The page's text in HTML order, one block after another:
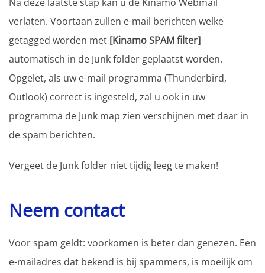
verlaten. Voortaan zullen e-mail berichten welke
getagged worden met [Kinamo SPAM filter]
automatisch in de Junk folder geplaatst worden.
Opgelet, als uw e-mail programma (Thunderbird,
Outlook) correct is ingesteld, zal u ook in uw
programma de Junk map zien verschijnen met daar in
de spam berichten.
Vergeet de Junk folder niet tijdig leeg te maken!
Neem contact
Voor spam geldt: voorkomen is beter dan genezen. Een
e-mailadres dat bekend is bij spammers, is moeilijk om